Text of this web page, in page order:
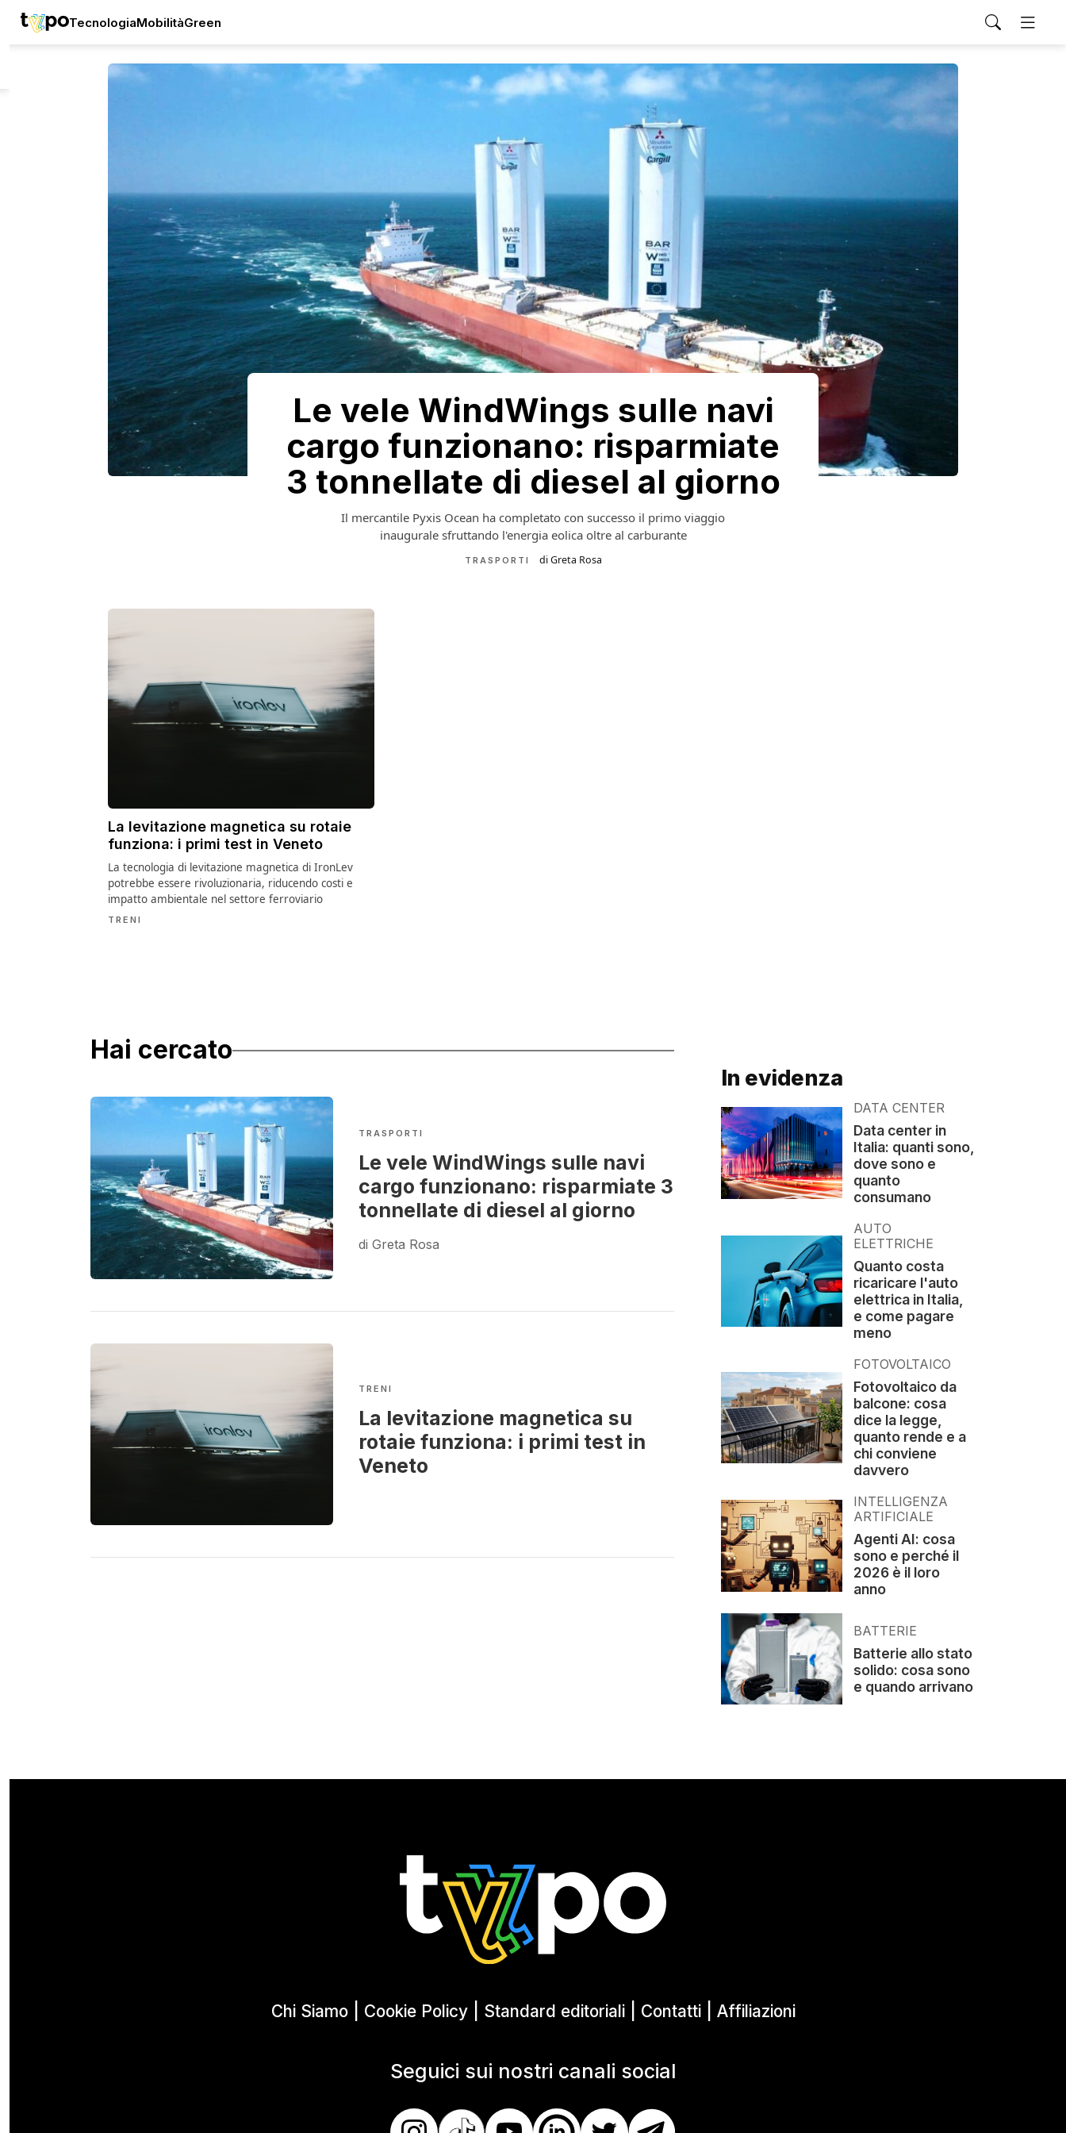
TecnologiaMobilitàGreen
Le vele WindWings sulle navi
cargo funzionano: risparmiate
3 tonnellate di diesel al giorno
Il mercantile Pyxis Ocean ha completato con successo il primo viaggio
inaugurale sfruttando l'energia eolica oltre al carburante
TRASPORTI di Greta Rosa
La levitazione magnetica su rotaie
funziona: i primi test in Veneto
La tecnologia di levitazione magnetica di IronLev
potrebbe essere rivoluzionaria, riducendo costi e
impatto ambientale nel settore ferroviario
TRENI
Hai cercato
TRASPORTI
Le vele WindWings sulle navi
cargo funzionano: risparmiate 3
tonnellate di diesel al giorno
di Greta Rosa
TRENI
La levitazione magnetica su
rotaie funziona: i primi test in
Veneto
In evidenza
DATA CENTER
Data center in
Italia: quanti sono,
dove sono e
quanto
consumano
AUTO
ELETTRICHE
Quanto costa
ricaricare l'auto
elettrica in Italia,
e come pagare
meno
FOTOVOLTAICO
Fotovoltaico da
balcone: cosa
dice la legge,
quanto rende e a
chi conviene
davvero
INTELLIGENZA
ARTIFICIALE
Agenti AI: cosa
sono e perché il
2026 è il loro
anno
BATTERIE
Batterie allo stato
solido: cosa sono
e quando arrivano
Chi Siamo| Cookie Policy| Standard editoriali| Contatti| Affiliazioni
Seguici sui nostri canali social